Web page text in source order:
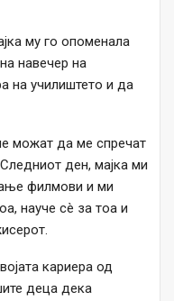
му го опоменала
навечер на
на училиштето и да
можат да ме спречат
ден, мајка ми
филмови и ми
науче сè за тоа и
кариера од
деца дека